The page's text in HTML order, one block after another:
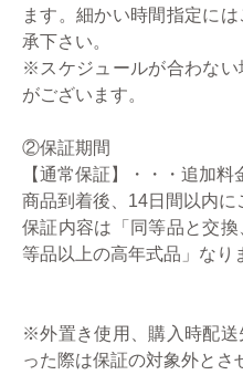
ます。細かい時間指定に
承下さい。
※スケジュールが合わない
がございます。
②保証期間
【通常保証】・・・追加料
商品到着後、14日間以内に
保証内容は「同等品と交
等品以上の高年式品」なり
※外置き使用、購入時配送
った際は保証の対象外とさ